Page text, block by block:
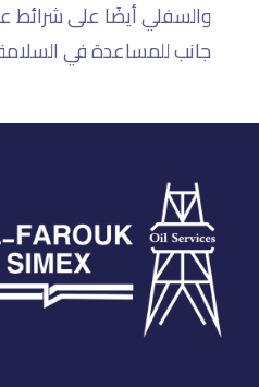
والسفلي أيضًا على شرائط
جانب للمساعدة في